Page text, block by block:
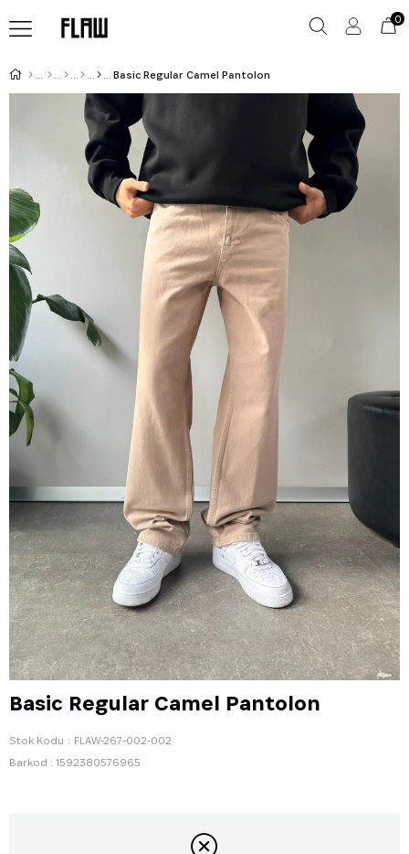
0
Basic Regular Camel Pantolon
Basic Regular Camel Pantolon
Stok Kodu
FLAW-267-002-002
Barkod : 1592380576965